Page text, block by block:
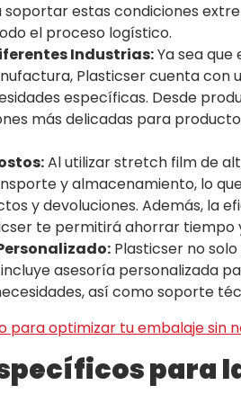
estas condiciones
el proceso logístico.
Industrias:Ya sea
Plasticser cuenta
específicas. Desde
más delicadas para
Al utilizar stretch film de
y almacenamiento, lo
y devoluciones. Además, la
te permitirá ahorrar tiempo
Plasticser no
asesoría personalizada
así como soporte
para optimizar tu embalaje sin
para